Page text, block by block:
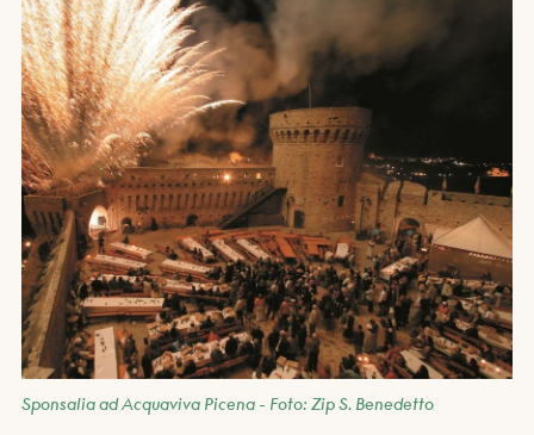
Sponsalia ad Acquaviva Picena - Foto: Zip S. Benedetto